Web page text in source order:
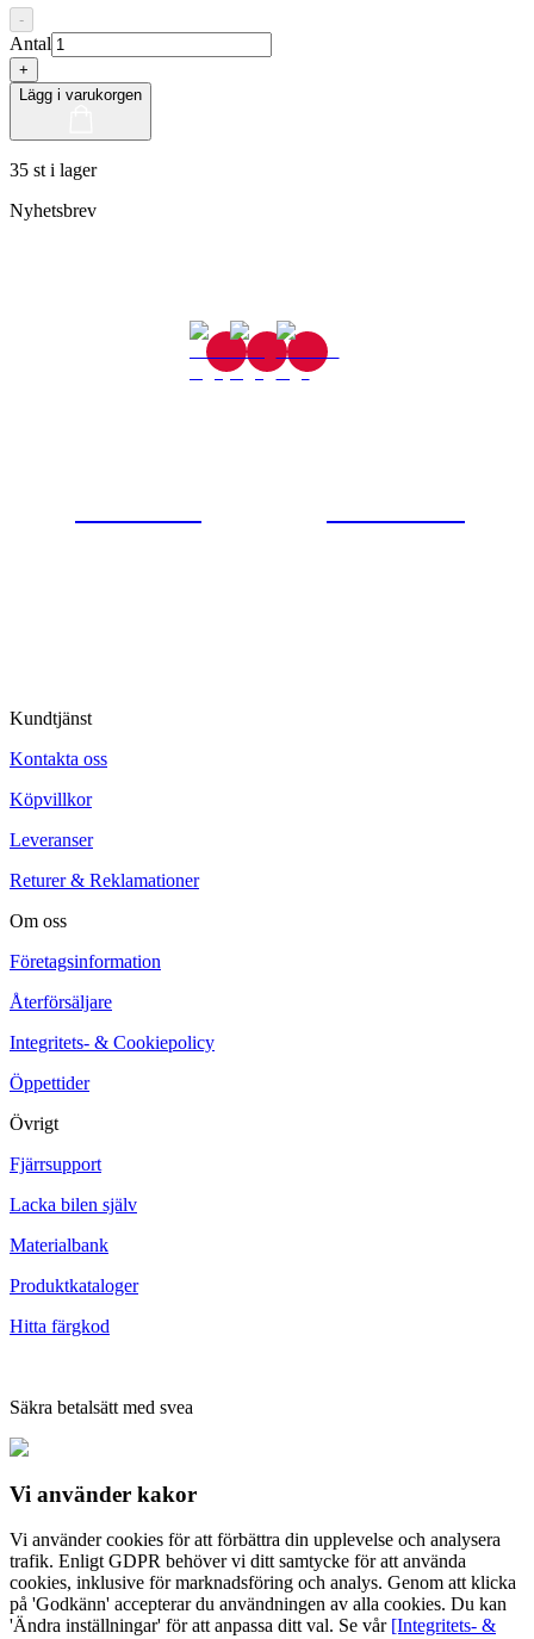
-
Antal
+
Lägg i varukorgen
35 st i lager
Nyhetsbrev
Kundtjänst
Kontakta oss
Köpvillkor
Leveranser
Returer & Reklamationer
Om oss
Företagsinformation
Återförsäljare
Integritets- & Cookiepolicy
Öppettider
Övrigt
Fjärrsupport
Lacka bilen själv
Materialbank
Produktkataloger
Hitta färgkod
Säkra betalsätt med svea
Vi använder kakor
Vi använder cookies för att förbättra din upplevelse och analysera
trafik. Enligt GDPR behöver vi ditt samtycke för att använda
cookies, inklusive för marknadsföring och analys. Genom att klicka
på 'Godkänn' accepterar du användningen av alla cookies. Du kan
'Ändra inställningar' för att anpassa ditt val. Se vår [Integritets- &